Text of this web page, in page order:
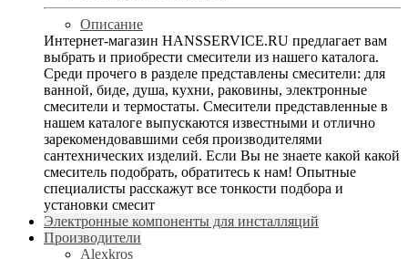
Описание
Интернет-магазин HANSSERVICE.RU предлагает вам
выбрать и приобрести смесители из нашего каталога.
Среди прочего в разделе представлены смесители: для
ванной, биде, душа, кухни, раковины, электронные
смесители и термостаты. Смесители представленные в
нашем каталоге выпускаются известными и отлично
зарекомендовавшими себя производителями
сантехнических изделий. Если Вы не знаете какой какой
смеситель подобрать, обратитесь к нам! Опытные
специалисты расскажут все тонкости подбора и
установки смесит
Электронные компоненты для инсталляций
Производители
Alexkros